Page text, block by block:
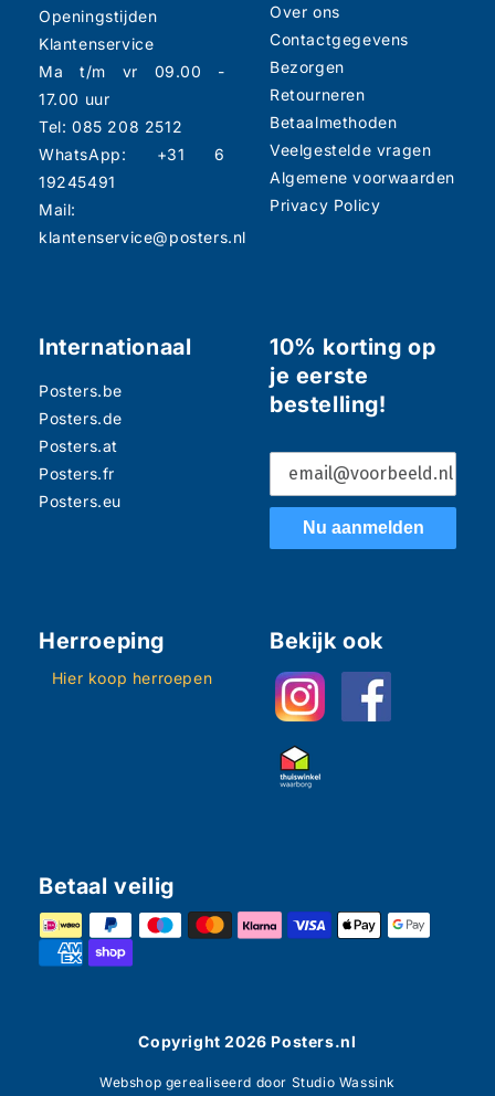
Openingstijden
Klantenservice
Ma t/m vr 09.00 -
17.00 uur
Tel: 085 208 2512
WhatsApp: +31 6
19245491
Mail:
klantenservice@posters.nl
Over ons
Contactgegevens
Bezorgen
Retourneren
Betaalmethoden
Veelgestelde vragen
Algemene voorwaarden
Privacy Policy
Internationaal
Posters.be
Posters.de
Posters.at
Posters.fr
Posters.eu
10% korting op
je eerste
bestelling!
Nu aanmelden
Herroeping
Hier koop herroepen
Bekijk ook
Betaal veilig
Copyright2026 Posters.nl
Webshop gerealiseerd door Studio Wassink